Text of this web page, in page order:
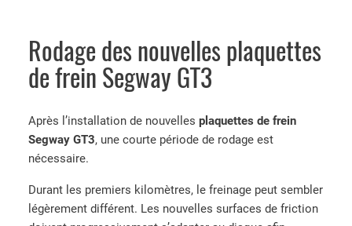
t
t
d
e
a
q
Rodage des nouvelles plaquettes
de frein Segway GT3
Après l’installation de nouvelles plaquettes de frein
Segway GT3, une courte période de rodage est
nécessaire.
Durant les premiers kilomètres, le freinage peut sembler
légèrement différent. Les nouvelles surfaces de friction